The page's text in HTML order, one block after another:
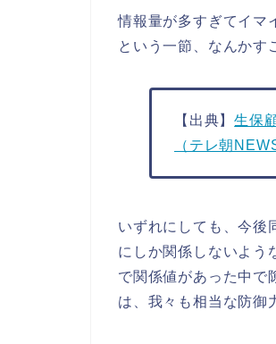
情報量が多すぎてイマ
という一節、なんかす
【出典】生保
（テレ朝
いずれにしても、今後
にしか関係しないよう
で関係値があった中で
は、我々も相当な防御